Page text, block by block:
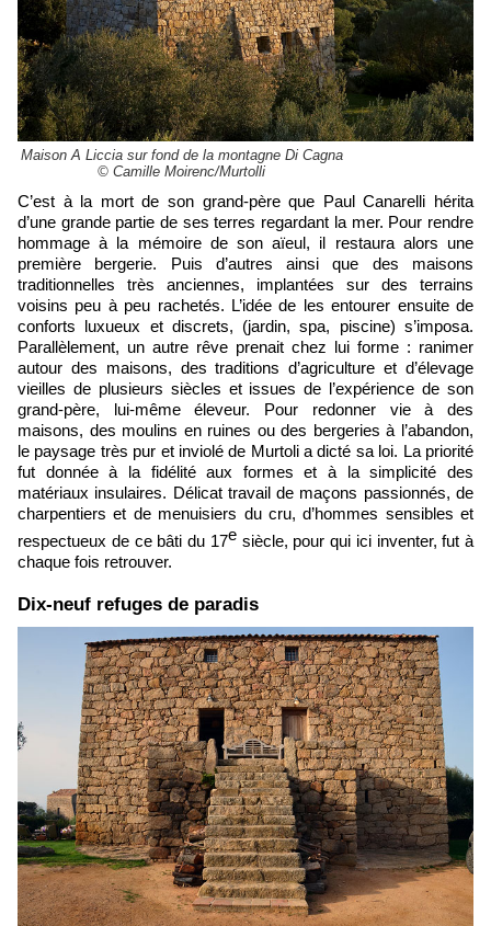
Maison A Liccia sur fond de la montagne Di Cagna
© Camille Moirenc/Murtolli
C’est à la mort de son grand-père que Paul Canarelli hérita
d’une grande partie de ses terres regardant la mer. Pour rendre
hommage à la mémoire de son aïeul, il restaura alors une
première bergerie. Puis d’autres ainsi que des maisons
traditionnelles très anciennes, implantées sur des terrains
voisins peu à peu rachetés. L’idée de les entourer ensuite de
conforts luxueux et discrets, (jardin, spa, piscine) s’imposa.
Parallèlement, un autre rêve prenait chez lui forme : ranimer
autour des maisons, des traditions d’agriculture et d’élevage
vieilles de plusieurs siècles et issues de l’expérience de son
grand-père, lui-même éleveur. Pour redonner vie à des
maisons, des moulins en ruines ou des bergeries à l’abandon,
le paysage très pur et inviolé de Murtoli a dicté sa loi. La priorité
fut donnée à la fidélité aux formes et à la simplicité des
matériaux insulaires. Délicat travail de maçons passionnés, de
charpentiers et de menuisiers du cru, d’hommes sensibles et
respectueux de ce bâti du 17esiècle, pour qui ici inventer, fut à
chaque fois retrouver.
Dix-neuf refuges de paradis